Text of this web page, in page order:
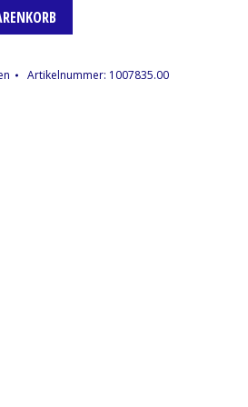
Artikelnummer: 1007835.00